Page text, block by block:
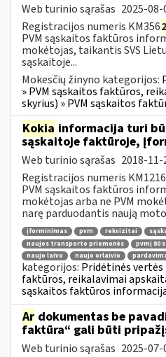
Web turinio sąrašas 2025-08-
Registracijos numeris KM3562
PVM sąskaitos faktūros
mokėtojas, taikantis SVS
sąskaitoje...
Mokesčių žinyno kategorijos:
» PVM sąskaitos faktūros,
skyrius) » PVM sąskaitos
Kokia informacija turi
sąskaitoje faktūroje,
Web turinio sąrašas 2018-11-
Registracijos numeris
PVM sąskaitos faktūros
mokėtojas arba ne PVM
narę parduodantis naują
įforminimas pvm rekvizitai
naujos transporto priemonės
pvmį 80
naujo laivo
naujo orlaivio
kategorijos: Pridėtinės vertės
faktūros, reikalavimai
sąskaitos faktūros
Ar dokumentas be
faktūra“ gali būti
Web turinio sąrašas 2025-07-